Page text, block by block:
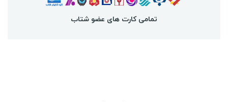
تمامی کارت های عضو شتاب